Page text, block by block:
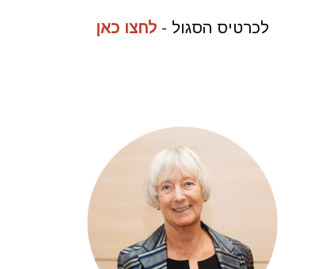
לכרטיס הסגול -לחצו כאן